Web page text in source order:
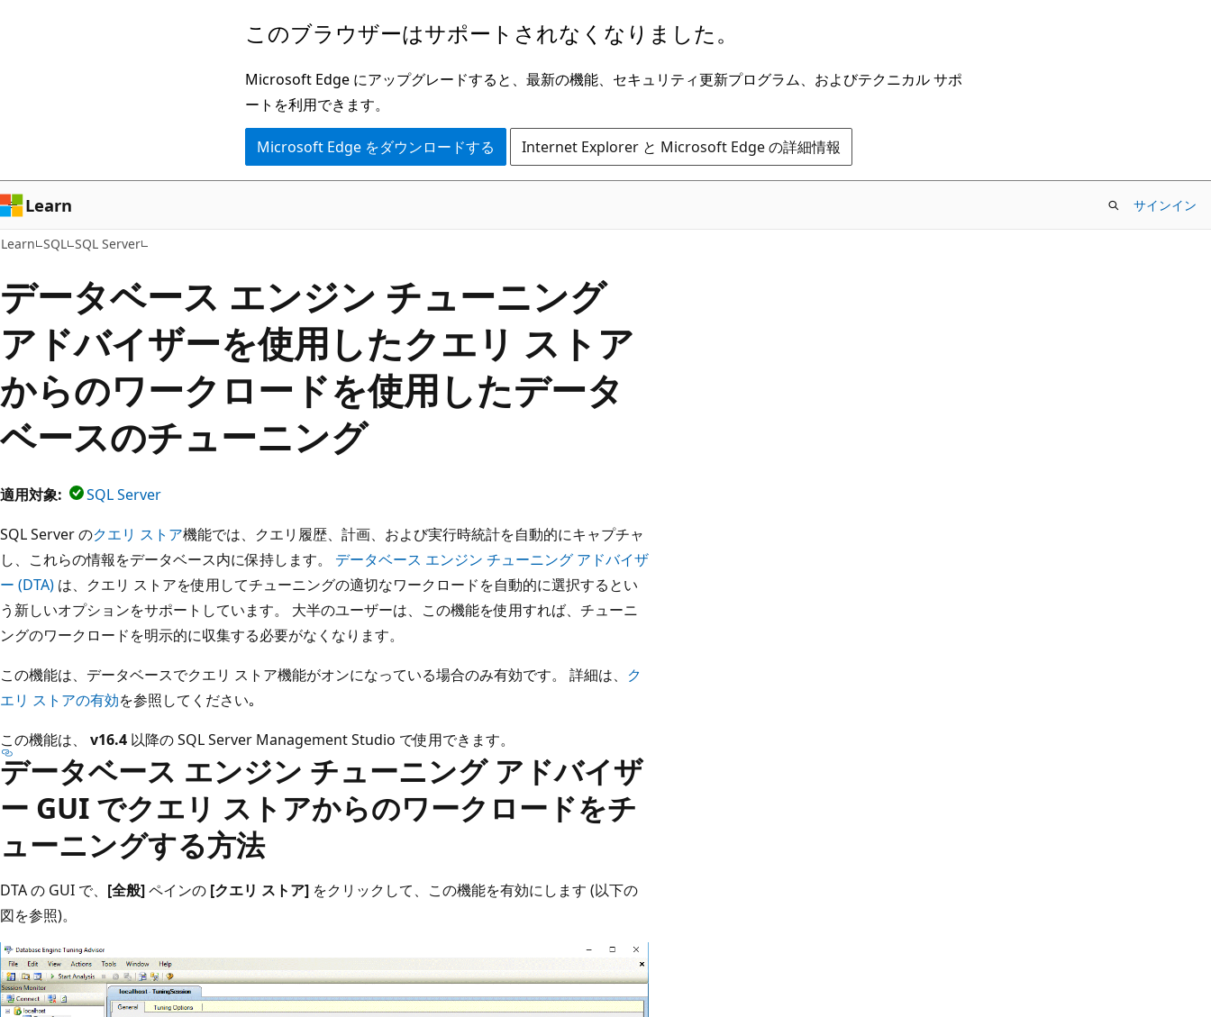
ン
ツ
に
ス
ッ
プ
このブラウザーはサポートされなくなりました。
Microsoft Edge にアップグレードすると、最新の機能、セキュリティ更新プログラム、およびテクニカル サポ
ートを利用できます。
Microsoft Edge をダウンロードする Internet Explorer と Microsoft Edge の詳細情報
Learn サインイン
Learn SQL SQL Server
データベース エンジン チューニング
アドバイザーを使用したクエリ ストア
からのワークロードを使用したデータ
ベースのチューニング
適用対象:
SQL Server
SQL Server のクエリ ストア機能では、クエリ履歴、計画、および実行時統計を自動的にキャプチャ
し、これらの情報をデータベース内に保持します。 データベース エンジン チューニング アドバイザ
ー (DTA) は、クエリ ストアを使用してチューニングの適切なワークロードを自動的に選択するとい
う新しいオプションをサポートしています。 大半のユーザーは、この機能を使用すれば、チューニ
ングのワークロードを明示的に収集する必要がなくなります。
この機能は、データベースでクエリ ストア機能がオンになっている場合のみ有効です。 詳細は、 ク
エリ ストアの有効を参照してください｡
この機能は、 v16.4 以降の SQL Server Management Studio で使用できます。
データベース エンジン チューニング アドバイザ
ー GUI でクエリ ストアからのワークロードをチ
ューニングする方法
DTA の GUI で、 [全般]ペインの [クエリ ストア] をクリックして、この機能を有効にします (以下の
図を参照)。